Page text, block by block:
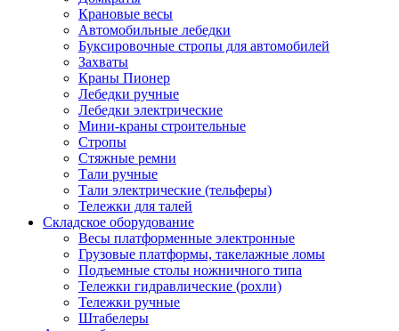
Крановые весы
Автомобильные лебедки
Буксировочные стропы для автомобилей
Захваты
Краны Пионер
Лебедки ручные
Лебедки электрические
Мини-краны строительные
Стропы
Стяжные ремни
Тали ручные
Тали электрические (тельферы)
Тележки для талей
Складское оборудование
Весы платформенные электронные
Грузовые платформы, такелажные ломы
Подъемные столы ножничного типа
Тележки гидравлические (рохли)
Тележки ручные
Штабелеры